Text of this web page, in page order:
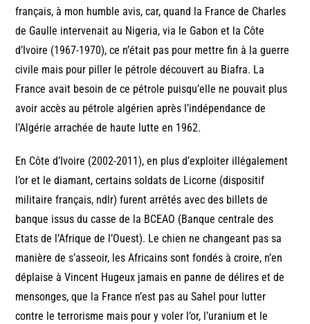
français, à mon humble avis, car, quand la France de Charles
de Gaulle intervenait au Nigeria, via le Gabon et la Côte
d’Ivoire (1967-1970), ce n’était pas pour mettre fin à la guerre
civile mais pour piller le pétrole découvert au Biafra. La
France avait besoin de ce pétrole puisqu’elle ne pouvait plus
avoir accès au pétrole algérien après l’indépendance de
l’Algérie arrachée de haute lutte en 1962.
En Côte d’Ivoire (2002-2011), en plus d’exploiter illégalement
l’or et le diamant, certains soldats de Licorne (dispositif
militaire français, ndlr) furent arrêtés avec des billets de
banque issus du casse de la BCEAO (Banque centrale des
Etats de l’Afrique de l’Ouest). Le chien ne changeant pas sa
manière de s’asseoir, les Africains sont fondés à croire, n’en
déplaise à Vincent Hugeux jamais en panne de délires et de
mensonges, que la France n’est pas au Sahel pour lutter
contre le terrorisme mais pour y voler l’or, l’uranium et le